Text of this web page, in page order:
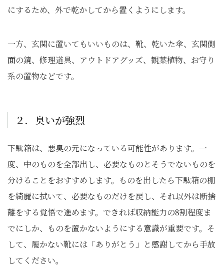
にするため、外で乾かしてから置くようにします。
一方、玄関に置いてもいいものは、靴、乾いた傘、玄関側
面の鏡、修理道具、アウトドアグッズ、観葉植物、お守り
系の置物などです。
２．臭いが強烈
下駄箱は、悪臭の元になっている可能性があります。一
度、中のものを全部出し、必要なものとそうでないものを
分けることをおすすめします。ものを出したら下駄箱の棚
を綺麗に拭いて、必要なものだけを戻し、それ以外は断捨
離をする覚悟で進めます。できれば収納能力の8割程度ま
でにしか、ものを置かないようにする意識が重要です。そ
して、履かない靴には「ありがとう」と感謝してから手放
してください。